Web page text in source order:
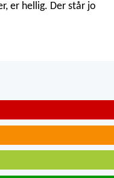
er hellig. Der står jo